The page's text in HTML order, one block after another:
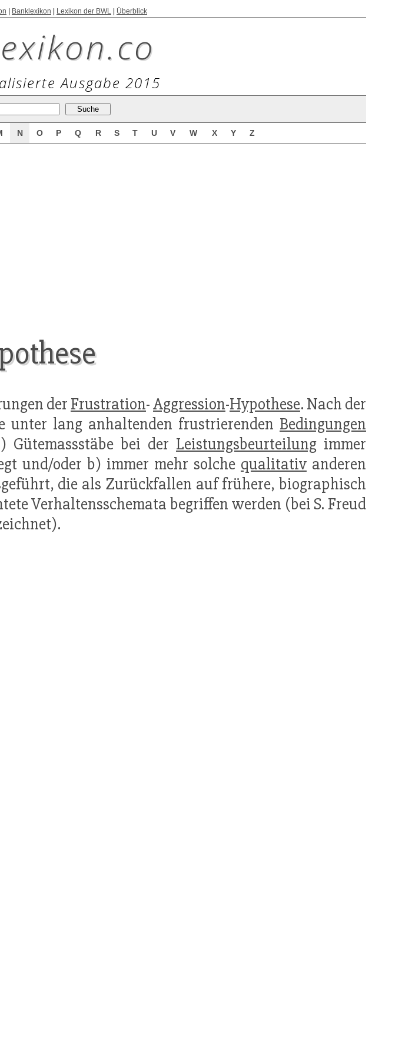
Banklexikon Lexikon der BWL Überblick
Ausgabe 2015
N O P Q R S T U V W X Y Z
der Frustration-Aggression-Hypothese. Nach der
unter lang anhaltenden frustrierenden Bedingungen
bei der Leistungsbeurteilung immer
und/oder b) immer mehr solche qualitativ anderen
die als Zurückfallen auf frühere, biographisch
Verhaltensschemata begriffen werden (bei S. Freud